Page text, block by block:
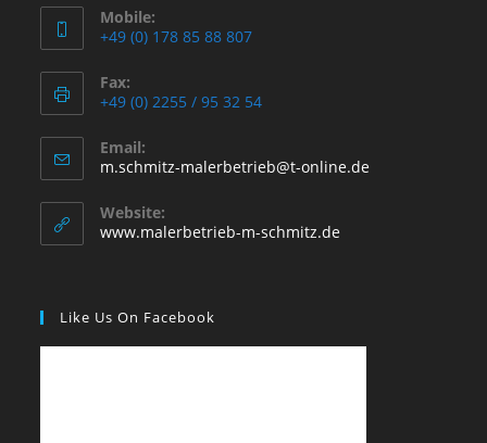
Mobile:
+49 (0) 178 85 88 807
Fax:
+49 (0) 2255 / 95 32 54
Email:
m.schmitz-malerbetrieb@t-online.deOpens
Website:
www.malerbetrieb-m-schmitz.de
Like Us On Facebook